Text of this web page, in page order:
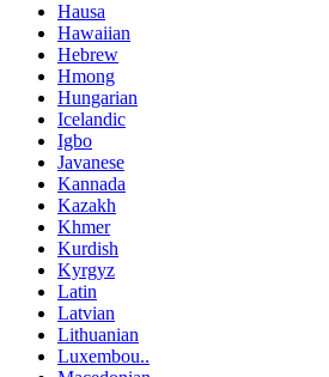
Hausa
Hawaiian
Hebrew
Hmong
Hungarian
Icelandic
Igbo
Javanese
Kannada
Kazakh
Khmer
Kurdish
Kyrgyz
Latin
Latvian
Lithuanian
Luxembou..